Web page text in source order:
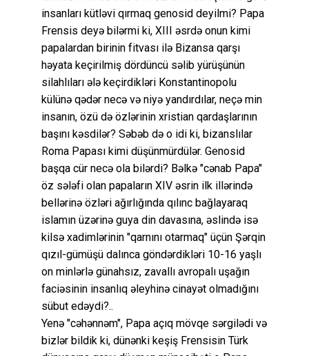
insanları kütləvi qırmaq genosid deyilmi? Papa
Frensis deyə bilərmi ki, XIII əsrdə onun kimi
papalardan birinin fitvası ilə Bizansa qarşı
həyata keçirilmiş dördüncü səlib yürüşünün
silahlıları ələ keçirdikləri Konstantinopolu
külünə qədər necə və niyə yandırdılar, neçə min
insanın, özü də özlərinin xristian qardaşlarının
başını kəsdilər? Səbəb də o idi ki, bizanslılar
Roma Papası kimi düşünmürdülər. Genosid
başqa cür necə ola bilərdi? Bəlkə "cənab Papa"
öz sələfi olan papaların XIV əsrin ilk illərində
bellərinə özləri ağırlığında qılınc bağlayaraq
islamın üzərinə guya din davasına, əslində isə
kilsə xadimlərinin "qarnını otarmaq" üçün Şərqin
qızıl-gümüşü dalınca göndərdikləri 10-16 yaşlı
on minlərlə günahsız, zavallı avropalı uşağın
faciəsinin insanlıq əleyhinə cinayət olmadığını
sübut edəydi?..
Yenə "cəhənnəm", Papa açıq mövqe sərgilədi və
bizlər bildik ki, dünənki keşiş Frensisin Türk